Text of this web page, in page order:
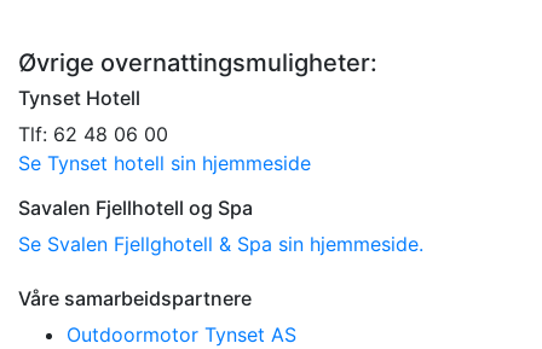
Øvrige overnattingsmuligheter:
Tynset Hotell
Tlf: 62 48 06 00
Se Tynset hotell sin hjemmeside
Savalen Fjellhotell og Spa
Se Svalen Fjellghotell & Spa sin hjemmeside.
Våre samarbeidspartnere
Outdoormotor Tynset AS